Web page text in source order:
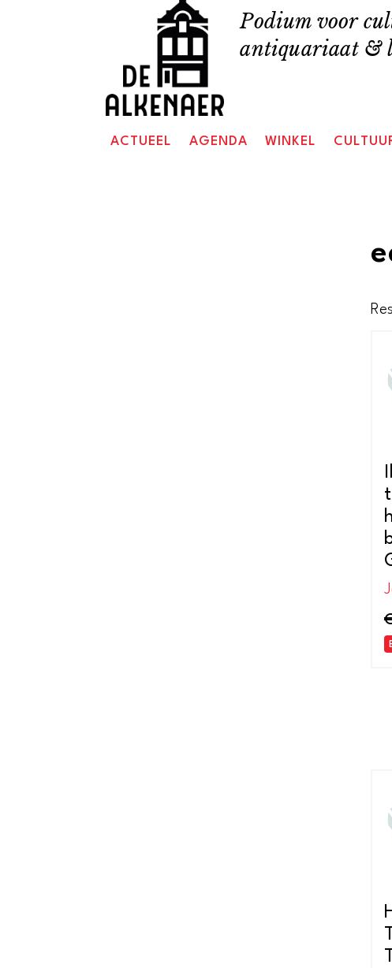
Podium voor
antiquariaat &
ACTUEEL AGENDA WINKEL